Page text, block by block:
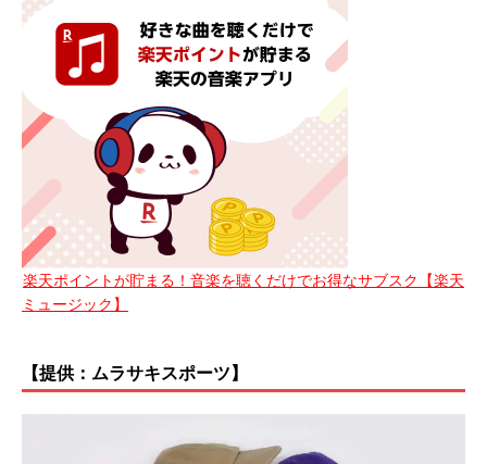
楽天ポイントが貯まる！音楽を聴くだけでお得なサブスク【楽天
ミュージック】
【提供：ムラサキスポーツ】